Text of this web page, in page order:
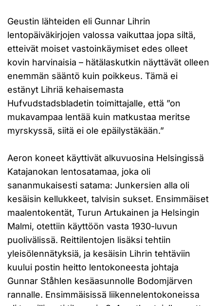
Geustin lähteiden eli Gunnar Lihrin
lentopäiväkirjojen valossa vaikuttaa jopa siltä,
etteivät moiset vastoinkäymiset edes olleet
kovin harvinaisia – hätälaskutkin näyttävät olleen
enemmän sääntö kuin poikkeus. Tämä ei
estänyt Lihriä kehaisemasta
Hufvudstadsbladetin toimittajalle, että ”on
mukavampaa lentää kuin matkustaa meritse
myrskyssä, siitä ei ole epäilystäkään.”
Aeron koneet käyttivät alkuvuosina Helsingissä
Katajanokan lentosatamaa, joka oli
sananmukaisesti satama: Junkersien alla oli
kesäisin kellukkeet, talvisin sukset. Ensimmäiset
maalentokentät, Turun Artukainen ja Helsingin
Malmi, otettiin käyttöön vasta 1930-luvun
puolivälissä. Reittilentojen lisäksi tehtiin
yleisölennätyksiä, ja kesäisin Lihrin tehtäviin
kuului postin heitto lentokoneesta johtaja
Gunnar Ståhlen kesäasunnolle Bodomjärven
rannalle. Ensimmäisissä liikennelentokoneissa